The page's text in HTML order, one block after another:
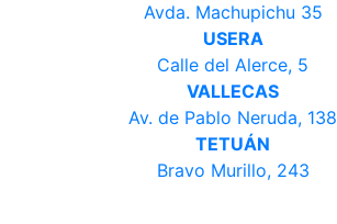
Avda. Machupichu 35
USERA
Calle del Alerce, 5
VALLECAS
Av. de Pablo Neruda, 138
TETUÁN
Bravo Murillo, 243